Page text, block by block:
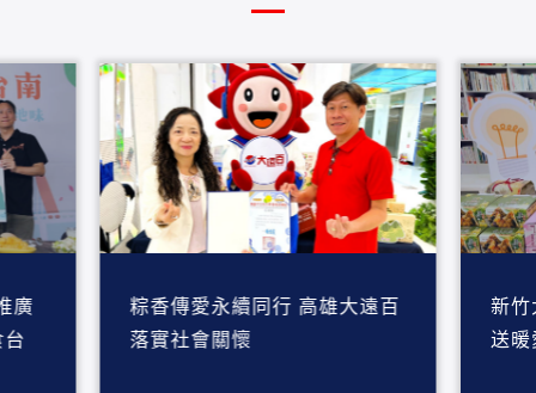
廣
粽香傳愛永續同行 高雄大遠百
落實社會關懷
新
送暖